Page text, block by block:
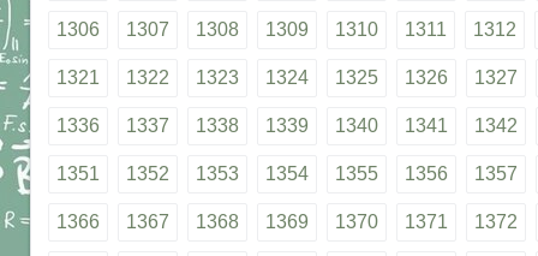
1306 1307 1308 1309 1310 1311 1312
1321 1322 1323 1324 1325 1326 1327
1336 1337 1338 1339 1340 1341 1342
1351 1352 1353 1354 1355 1356 1357
1366 1367 1368 1369 1370 1371 1372